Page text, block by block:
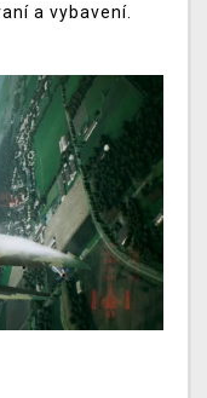
a vybavení.